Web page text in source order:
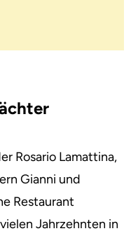
Rosario Lamattina,
Gianni und
Restaurant
Jahrzehnten in